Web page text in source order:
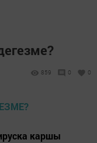
859 0 0
каршы